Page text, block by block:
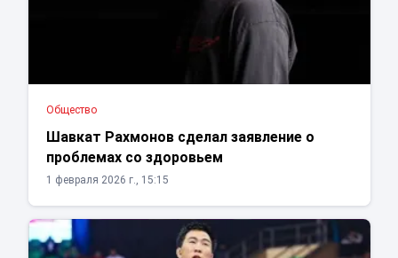
Общество
Шавкат Рахмонов сделал заявление о
проблемах со здоровьем
1 февраля 2026 г., 15:15